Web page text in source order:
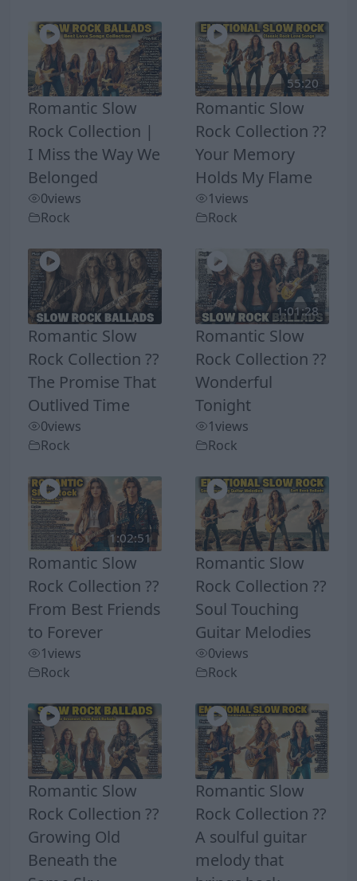
Romantic Slow
Rock Collection |
I Miss the Way We
Belonged
0views
Rock
55:20
Romantic Slow
Rock Collection ??
Your Memory
Holds My Flame
1views
Rock
Romantic Slow
Rock Collection ??
The Promise That
Outlived Time
0views
Rock
1:01:28
Romantic Slow
Rock Collection ??
Wonderful
Tonight
1views
Rock
1:02:51
Romantic Slow
Rock Collection ??
From Best Friends
to Forever
1views
Rock
Romantic Slow
Rock Collection ??
Soul Touching
Guitar Melodies
0views
Rock
Romantic Slow
Rock Collection ??
Growing Old
Beneath the
Romantic Slow
Rock Collection ??
A soulful guitar
melody that